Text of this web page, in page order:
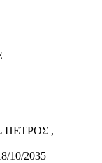
ΠΕΤΡΟΣ ,
10/2035